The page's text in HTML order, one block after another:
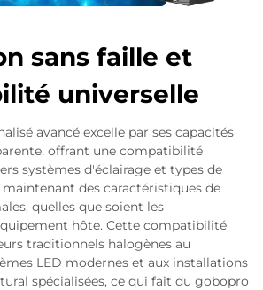
sans faille et
universelle
avancé excelle par ses capacités
offrant une compatibilité
systèmes d'éclairage et types de
des caractéristiques de
quelles que soient les
hôte. Cette compatibilité
traditionnels halogènes au
LED modernes et aux installations
spécialisées, ce qui fait du gobopro